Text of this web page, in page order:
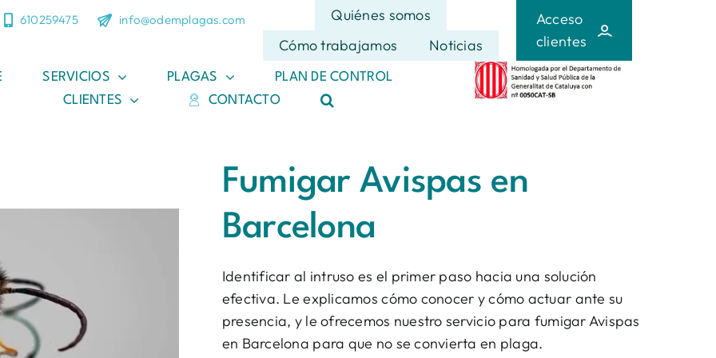
610259475 info@odemplagas.com
Quiénes somos
Cómo trabajamos
Noticias
Acceso
clientes
SERVICIOS PLAGAS
PLAN DE CONTROL
CLIENTES
CONTACTO
Fumigar Avispas en
Barcelona
Identificar al intruso es el primer paso hacia una solución
efectiva. Le explicamos cómo conocer y cómo actuar ante su
presencia, y le ofrecemos nuestro servicio para fumigar Avispas
en Barcelona para que no se convierta en plaga.